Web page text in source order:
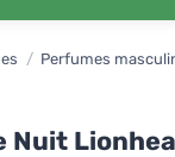
/ Perfumes
Nuit